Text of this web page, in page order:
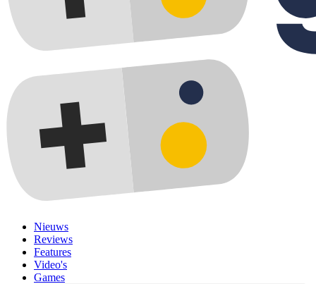
Nieuws
Reviews
Features
Video's
Games